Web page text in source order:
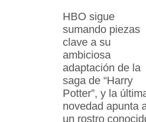
HBO sigue
sumando piezas
clave a su
ambiciosa
adaptación de la
saga de “Harry
Potter”, y la
novedad apunta
un rostro